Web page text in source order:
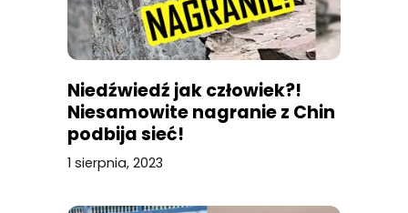
Niedźwiedź jak człowiek?!
Niesamowite nagranie z Chin
podbija sieć!
1 sierpnia, 2023